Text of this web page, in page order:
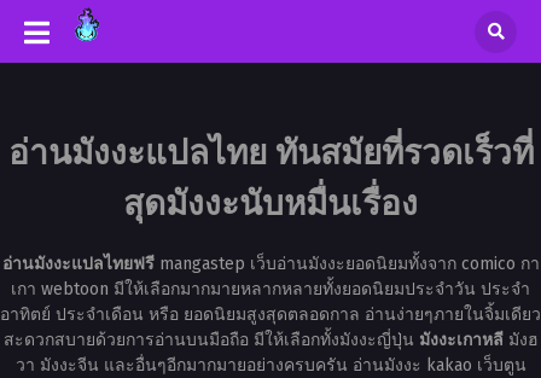
อ่านมังงะแปลไทย ทันสมัยที่รวดเร็วที่
สุดมังงะนับหมื่นเรื่อง
อ่านมังงะแปลไทยฟรีmangastep เว็บอ่านมังงะยอดนิยมทั้งจาก comico กา
เกา webtoon มีให้เลือกมากมายหลากหลายทั้งยอดนิยมประจำวัน ประจำ
อาทิตย์ ประจำเดือน หรือ ยอดนิยมสูงสุดตลอดกาล อ่านง่ายๆภายในจิ้มเดียว
สะดวกสบายด้วยการอ่านบนมือถือ มีให้เลือกทั้งมังงะญี่ปุ่น มังงะเกาหลีมังฮ
วา มังงะจีน และอื่นๆอีกมากมายอย่างครบครัน อ่านมังงะ kakao เว็บตูน